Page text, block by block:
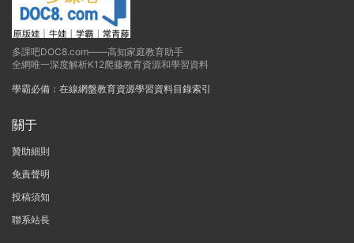
多課吧DOC8.com——高知家庭教育助手
全網唯一深度解析K12爬藤教育資源和學習資料
學霸必備：在線網盤教育資源學習資料目錄索引
關于
贊助細則
免責聲明
投稿須知
聯系站長